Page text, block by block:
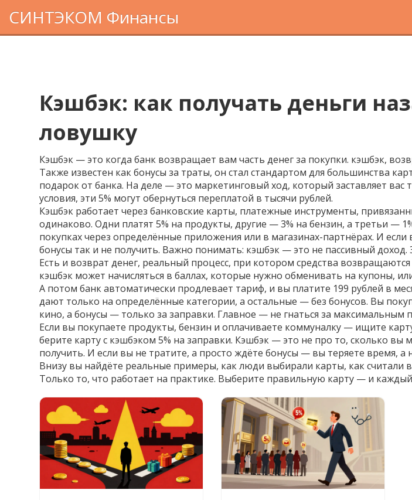
СИНТЭКОМ Финансы
Кэшбэк: как получать деньги
ловушку
Кэшбэк — это когда банк возвращает вам часть денег за покупки. кэшбэк,
Также известен какбонусы за траты, он стал стандартом для большинства
подарок от банка. На деле — это маркетинговый ход, который заставляет
условия, эти 5% могут обернуться переплатой в тысячи рублей.
Кэшбэк работает черезбанковские карты, платежные инструменты,
одинаково. Одни платят 5% на продукты, другие — 3% на бензин, а третьи —
покупках через определённые приложения или в магазинах-партнёрах. И
бонусы так и не получить. Важно понимать: кэшбэк — это не пассивный доход.
Есть и возврат денег, реальный процесс, при котором средства
кэшбэк может начисляться в баллах, которые нужно обменивать на купоны,
А потом банк автоматически продлевает тариф, и вы платите 199 рублей в
дают только на определённые категории, а остальные — без бонусов. Вы
кино, а бонусы — только за заправки. Главное — не гнаться за
Если вы покупаете продукты, бензин и оплачиваете коммуналку — ищите
берите карту с кэшбэком 5% на заправки. Кэшбэк — это не про то, сколько
получить. И если вы не тратите, а просто ждёте бонусы — вы теряете время, а
Внизу вы найдёте реальные примеры, как люди выбирали карты, как считали
Только то, что работает на практике. Выберите правильную карту — и